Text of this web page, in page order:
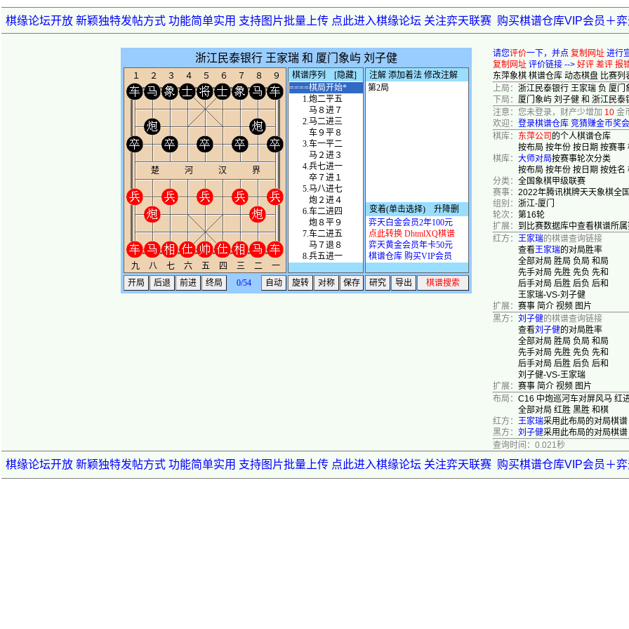
棋缘论坛开放 新颖独特发帖方式 功能简单实用 支持图片批量上传 点此进入棋缘论坛 关注弈天联赛 购买棋谱仓库VIP会员＋
请您评价一下，并点 复制网址 进行
复制网址 评价链接 --> 好评 差评 报
东萍象棋 棋谱仓库 动态棋盘 比赛列
上局： 浙江民泰银行 王家瑞 负 厦门
下局： 厦门象屿 刘子健 和 浙江民泰
注意：您未登录，财产少增加 10 金
欢迎： 登录棋谱仓库 竞猜赚金币奖
棋库： 东萍公司 的个人棋谱仓库
按布局 按年份 按日期 按赛事
棋库： 大师对局按赛事轮次分类
按布局 按年份 按日期 按姓名
分类： 全国象棋甲级联赛
赛事： 2022年腾讯棋牌天天象棋全
组别： 浙江-厦门
轮次： 第16轮
扩展： 到比赛数据库中查看棋谱所
红方： 王家瑞的棋谱查询链接
查看王家瑞的对局胜率
全部对局 胜局 负局 和局
先手对局 先胜 先负 先和
后手对局 后胜 后负 后和
王家瑞-VS-刘子健
扩展： 赛事 简介 视频 图片
黑方： 刘子健的棋谱查询链接
查看刘子健的对局胜率
全部对局 胜局 负局 和局
先手对局 先胜 先负 先和
后手对局 后胜 后负 后和
刘子健-VS-王家瑞
扩展： 赛事 简介 视频 图片
布局： C16 中炮巡河车对屏风马 红
全部对局 红胜 黑胜 和棋
红方： 王家瑞采用此布局的对局棋谱
黑方： 刘子健采用此布局的对局棋谱
查询时间：0.021秒
棋缘论坛开放 新颖独特发帖方式 功能简单实用 支持图片批量上传 点此进入棋缘论坛 关注弈天联赛 购买棋谱仓库VIP会员＋